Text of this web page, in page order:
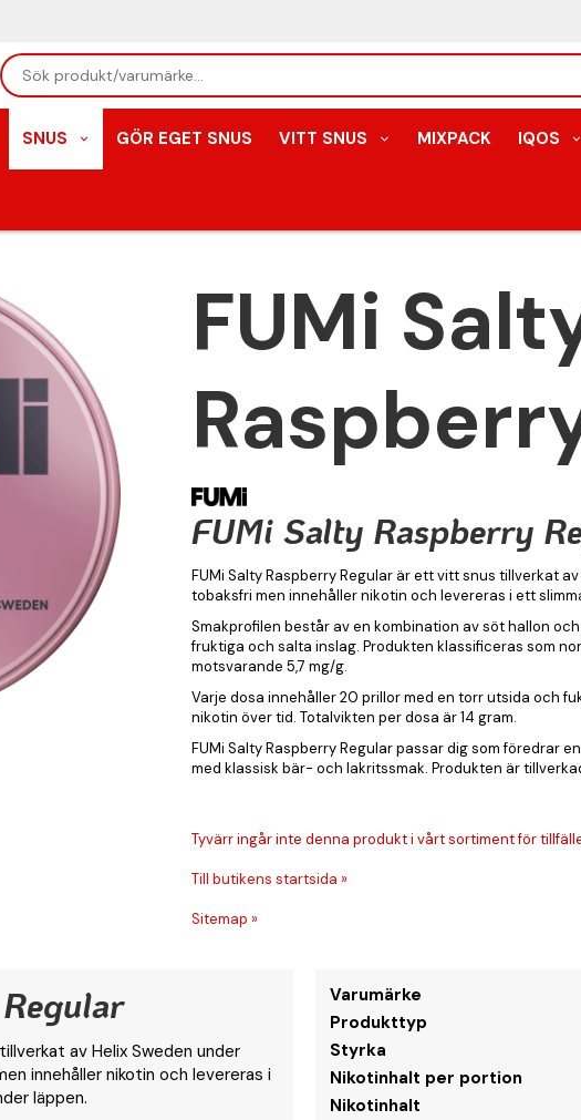
SNUS GÖR EGET SNUS VITT SNUS MIXPACK IQOS
FUMi
FUMi Salty Raspberry
FUMi Salty Raspberry Regular är ett vitt snus tillverkat
tobaksfri men innehåller nikotin och levereras i ett
Smakprofilen består av en kombination av söt hallon
fruktiga och salta inslag. Produkten klassificeras som
motsvarande 5,7 mg/g.
Varje dosa innehåller 20 prillor med en torr utsida och
nikotin över tid. Totalvikten per dosa är 14 gram.
FUMi Salty Raspberry Regular passar dig som
med klassisk bär- och lakritssmak. Produkten är
Tyvärr ingår inte denna produkt i vårt sortiment för
Till butikens startsida »
Sitemap »
av Helix Sweden under
innehåller nikotin och levereras i
läppen.
Varumärke
Produkttyp
Styrka
Nikotinhalt per portion
Nikotinhalt